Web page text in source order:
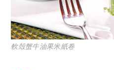
軟殼蟹牛油果米紙卷